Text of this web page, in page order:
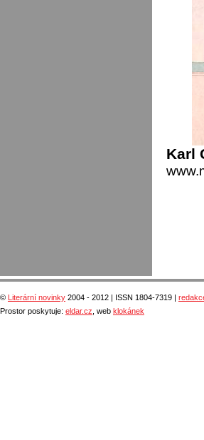
Karl
© Literární novinky 2004 - 2012 | ISSN 1804-7319 |
Prostor poskytuje: eldar.cz , web klokánek